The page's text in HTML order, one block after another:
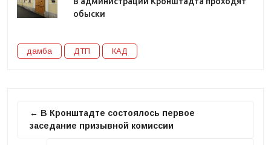
обыски
дамба ДТП КАД
← В Кронштадте состоялось первое
заседание призывной комиссии